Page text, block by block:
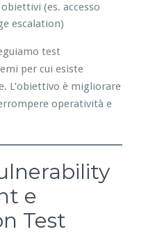
(es. accesso
escalation)
test
per cui esiste
L’obiettivo è migliorare
operatività e
e
Test